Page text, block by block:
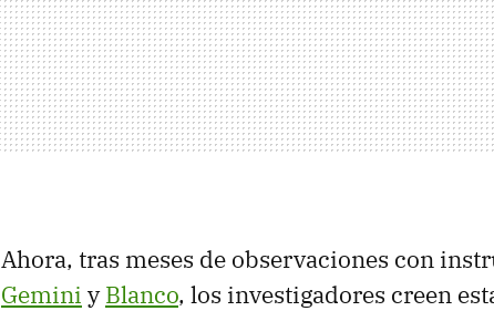
Ahora, tras meses de observaciones con
Gemini yBlanco, los investigadores creen